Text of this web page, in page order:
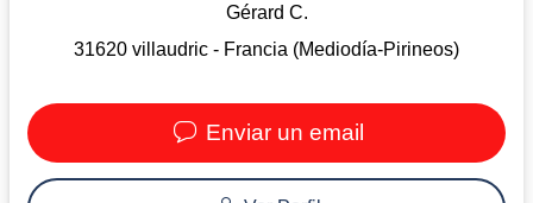
Gérard C.
31620 villaudric - Francia (Mediodía-Pirineos)
Enviar un email